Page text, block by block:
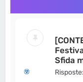
Sfida